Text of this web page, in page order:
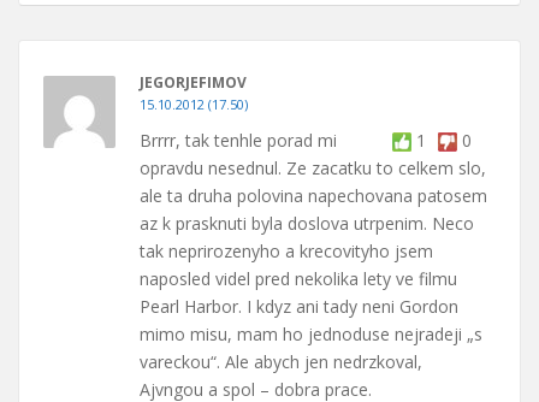
JEGORJEFIMOV
15.10.2012 (17.50)
1 0
Brrrr, tak tenhle porad mi
opravdu nesednul. Ze zacatku to celkem slo,
ale ta druha polovina napechovana patosem
az k prasknuti byla doslova utrpenim. Neco
tak neprirozenyho a krecovityho jsem
naposled videl pred nekolika lety ve filmu
Pearl Harbor. I kdyz ani tady neni Gordon
mimo misu, mam ho jednoduse nejradeji „s
vareckou“. Ale abych jen nedrzkoval,
Ajvngou a spol – dobra prace.